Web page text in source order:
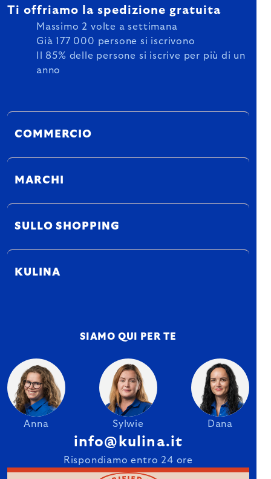
Ti offriamo la spedizione gratuita
Massimo 2 volte a settimana
Già 177 000 persone si iscrivono
Il 85% delle persone si iscrive per più di un
anno
COMMERCIO
MARCHI
SULLO SHOPPING
KULINA
SIAMO QUI PER TE
Anna Sylwie Dana
info@kulina.it
Rispondiamo entro 24 ore